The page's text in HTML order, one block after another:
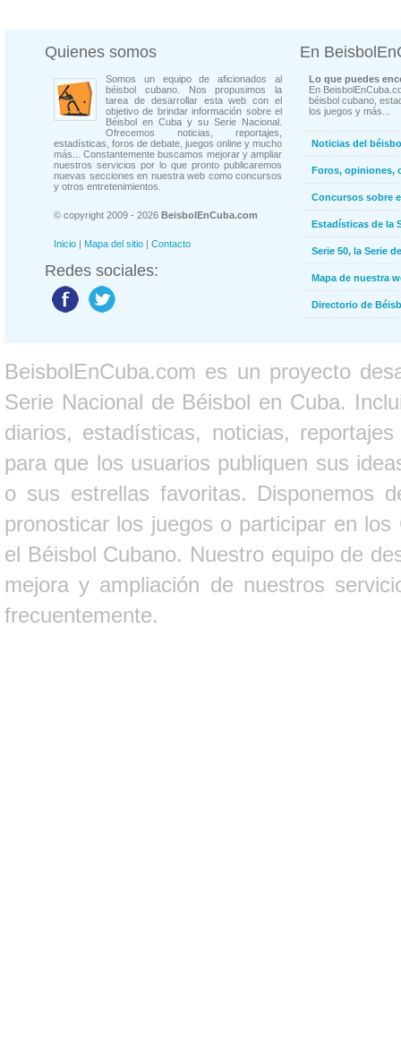
Quienes somos
Somos un equipo de aficionados al
béisbol cubano. Nos propusimos la
tarea de desarrollar esta web con el
objetivo de brindar información sobre el
Béisbol en Cuba y su Serie Nacional.
Ofrecemos noticias, reportajes,
estadísticas, foros de debate, juegos online y mucho
más... Constantemente buscamos mejorar y ampliar
nuestros servicios por lo que pronto publicaremos
nuevas secciones en nuestra web como concursos
y otros entretenimientos.
© copyright 2009 - 2026 BeisbolEnCuba.com
Inicio | Mapa del sitio | Contacto
Redes sociales:
En
Lo que puedes
En
béisbol cubano,
los juegos y más...
Noticias del
Foros, opiniones,
Concursos sobre
Estadísticas de la
Serie 50, la Serie
Mapa de nuestra
Directorio de
BeisbolEnCuba.com es un proyecto
Serie Nacional de Béisbol en Cuba.
diarios, estadísticas, noticias,
para que los usuarios publiquen sus
o sus estrellas favoritas. Disponemos
pronosticar los juegos o participar en
el Béisbol Cubano. Nuestro equipo de
mejora y ampliación de nuestros
frecuentemente.